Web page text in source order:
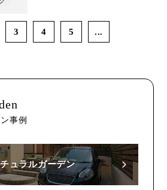
3 4 5 ...
事例
ュラルガーデン